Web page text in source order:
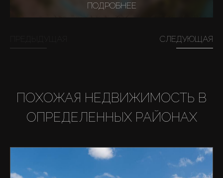
ПОДРОБНЕЕ
СЛЕДУЮЩАЯ
ПОХОЖАЯ НЕДВИЖИМОСТЬ В
ОПРЕДЕЛЕННЫХ РАЙОНАХ